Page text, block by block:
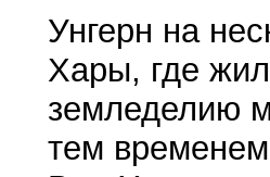
Унгерн на
Хары, где
земледелию
тем